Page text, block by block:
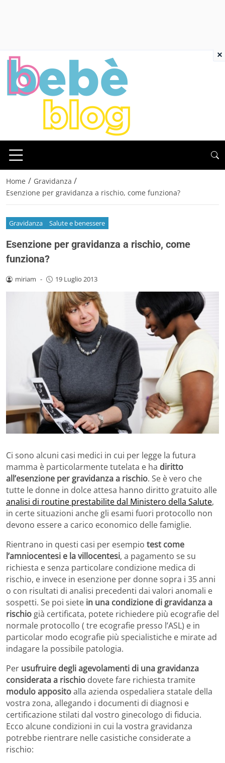
Home / Gravidanza /
Esenzione per gravidanza a rischio, come funziona?
Gravidanza Salute e benessere
Esenzione per gravidanza a rischio, come
funziona?
miriam - 19 Luglio 2013
Ci sono alcuni casi medici in cui per legge la futura
mamma è particolarmente tutelata e ha diritto
all’esenzione per gravidanza a rischio. Se è vero che
tutte le donne in dolce attesa hanno diritto gratuito alle
analisi di routine prestabilite dal Ministero della Salute,
in certe situazioni anche gli esami fuori protocollo non
devono essere a carico economico delle famiglie.
Rientrano in questi casi per esempio test come
l’amniocentesi e la villocentesi, a pagamento se su
richiesta e senza particolare condizione medica di
rischio, e invece in esenzione per donne sopra i 35 anni
o con risultati di analisi precedenti dai valori anomali e
sospetti. Se poi siete in una condizione di gravidanza a
rischio già certificata, potete richiedere più ecografie del
normale protocollo ( tre ecografie presso l’ASL) e in
particolar modo ecografie più specialistiche e mirate ad
indagare la possibile patologia.
Per usufruire degli agevolamenti di una gravidanza
considerata a rischio dovete fare richiesta tramite
modulo appositoalla azienda ospedaliera statale della
vostra zona, allegando i documenti di diagnosi e
certificazione stilati dal vostro ginecologo di fiducia.
Ecco alcune condizioni in cui la vostra gravidanza
potrebbe rientrare nelle casistiche considerate a
rischio:
×